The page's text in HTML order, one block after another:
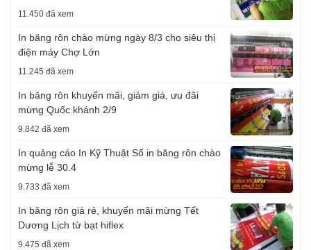
11.450 đã xem
In băng rôn chào mừng ngày 8/3 cho siêu thị
điện máy Chợ Lớn
11.245 đã xem
In băng rôn khuyến mãi, giảm giá, ưu đãi
mừng Quốc khánh 2/9
9.842 đã xem
In quảng cáo In Kỹ Thuật Số in băng rôn chào
mừng lễ 30.4
9.733 đã xem
In băng rôn giá rẻ, khuyến mãi mừng Tết
Dương Lịch từ bạt hiflex
9.475 đã xem